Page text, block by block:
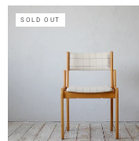
SOLD OUT